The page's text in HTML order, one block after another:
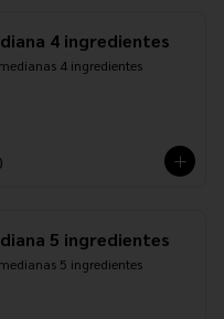
4 ingredientes
4 ingredientes
5 ingredientes
5 ingredientes